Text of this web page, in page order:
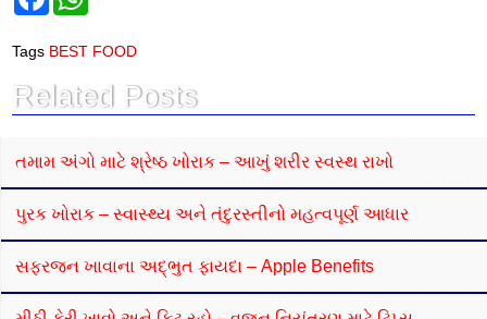
b
o
k
s
p
p
Tags BEST FOOD
Related Posts
તમામ અંગો માટે શ્રેષ્ઠ ખોરાક – આખું શરીર સ્વસ્થ રાખો
પુરક ખોરાક – સ્વાસ્થ્ય અને તંદુરસ્તીનો મહત્વપૂર્ણ આધાર
સફરજન ખાવાના અદ્ભુત ફાયદા – Apple Benefits